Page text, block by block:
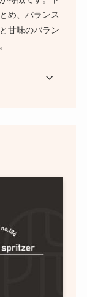
め、バランス
甘味のバラン